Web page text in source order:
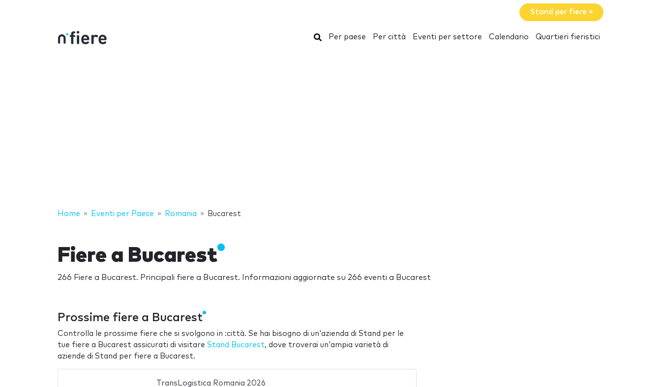
Stand per fiere »
Cerca
Per paese Per città Eventi per settore Calendario Quartieri fieristici
Home Eventi per Paese Romania Bucarest
Fiere a Bucarest
266 Fiere a Bucarest. Principali fiere a Bucarest. Informazioni aggiornate su 266 eventi a Bucarest
Prossime fiere a Bucarest
Controlla le prossime fiere che si svolgono in :città. Se hai bisogno di un'azienda di Stand per le
tue fiere a Bucarest assicurati di visitare Stand Bucarest, dove troverai un'ampia varietà di
aziende di Stand per fiere a Bucarest.
TransLogistica Romania 2026